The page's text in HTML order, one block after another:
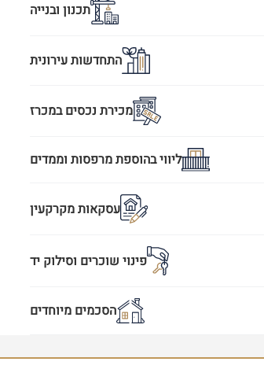
תכנון ובנייה
התחדשות עירונית
מכירת נכסים במכרז
ליווי בהוספת מרפסות וממדים
עסקאות מקרקעין
פינוי שוכרים וסילוק יד
הסכמים מיוחדים